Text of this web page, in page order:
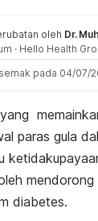
oleh Dr.
· Hello Health
pada 04/07/
paras gula
diabetes.